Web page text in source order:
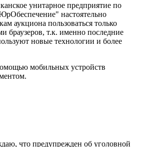
унитарное предприятие по
настоятельно
аукциона пользоваться только
браузеров, т.к. именно последние
новые технологии и более
мобильных устройств
что предупрежден об уголовной